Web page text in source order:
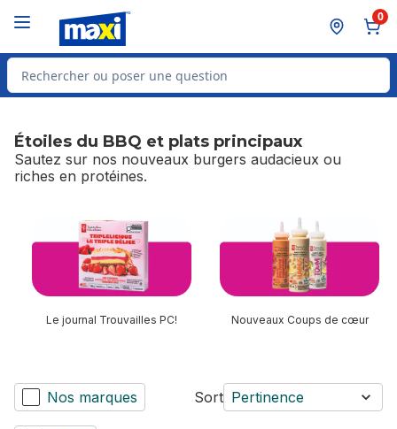
0
Rechercher des produits
Étoiles du BBQ et plats principaux
Sautez sur nos nouveaux burgers audacieux ou
riches en protéines.
Le journal Trouvailles PC! Nouveaux Coups de cœur
Nos marques Sort Pertinence